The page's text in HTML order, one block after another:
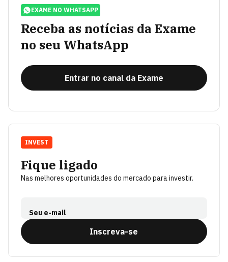
EXAME NO WHATSAPP
Receba as notícias da Exame
no seu WhatsApp
Entrar no canal da Exame
Fique ligado
Nas melhores oportunidades do mercado para investir.
Seu e-mail
Inscreva-se
INVEST